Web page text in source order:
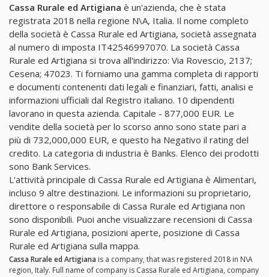
Cassa Rurale ed Artigiana è un'azienda, che è stata
registrata 2018 nella regione N\A, Italia. Il nome completo
della società è Cassa Rurale ed Artigiana, società assegnata
al numero di imposta IT42546997070. La società Cassa
Rurale ed Artigiana si trova all'indirizzo: Via Rovescio, 2137;
Cesena; 47023. Ti forniamo una gamma completa di rapporti
e documenti contenenti dati legali e finanziari, fatti, analisi e
informazioni ufficiali dal Registro italiano. 10 dipendenti
lavorano in questa azienda. Capitale - 877,000 EUR. Le
vendite della società per lo scorso anno sono state pari a
più di 732,000,000 EUR, e questo ha Negativo il rating del
credito. La categoria di industria è Banks. Elenco dei prodotti
sono Bank Services.
L'attività principale di Cassa Rurale ed Artigiana è Alimentari,
incluso 9 altre destinazioni. Le informazioni su proprietario,
direttore o responsabile di Cassa Rurale ed Artigiana non
sono disponibili. Puoi anche visualizzare recensioni di Cassa
Rurale ed Artigiana, posizioni aperte, posizione di Cassa
Rurale ed Artigiana sulla mappa.
Cassa Rurale ed Artigiana is a company, that was registered 2018 in N\A
region, Italy. Full name of company is Cassa Rurale ed Artigiana, company